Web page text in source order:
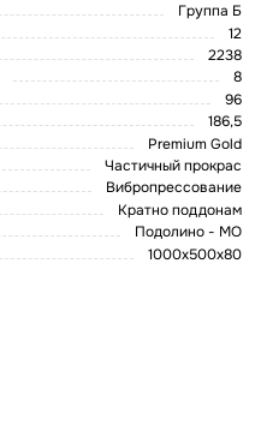
Группа Б
12
2238
8
96
186,5
Premium Gold
Частичный прокрас
Вибропрессование
Кратно поддонам
Подолино - МО
1000x500x80